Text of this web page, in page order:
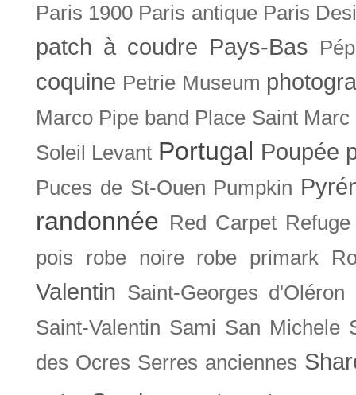
Paris 1900 Paris antique Paris
patch à coudre Pays-Bas
coquine Petrie Museum
Marco Pipe band Place Saint Marc
Soleil Levant Portugal Poupée
Puces de St-Ouen Pumpkin
randonnée Red Carpet Refuge
pois
robe noire robe primark
Valentin Saint-Georges d'Oléron
Saint-Valentin Sami San Michele
des Ocres Serres anciennes